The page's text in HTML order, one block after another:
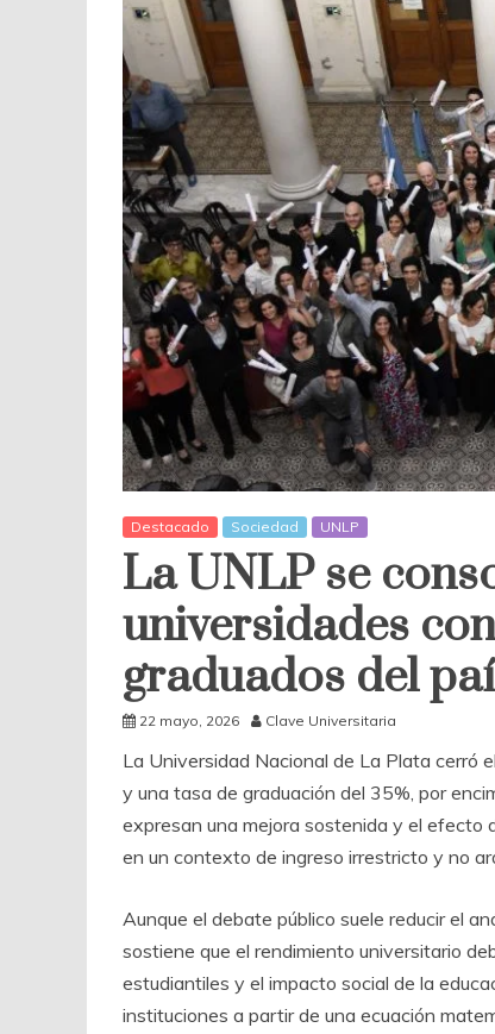
Destacado Sociedad UNLP
La UNLP se
universidades
graduados del
22 mayo, 2026 Clave Universitaria
La Universidad Nacional de La Plata cerró
y una tasa de graduación del 35%, por
expresan una mejora sostenida y el efecto
en un contexto de ingreso irrestricto y no
Aunque el debate público suele reducir el
sostiene que el rendimiento universitario
estudiantiles y el impacto social de la
instituciones a partir de una ecuación